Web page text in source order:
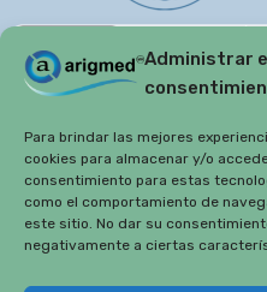
Administrar
Para brindar las mejores
cookies para almacenar y/o
consentimiento para estas
como el comportamiento de
este sitio. No dar su
negativamente a ciertas